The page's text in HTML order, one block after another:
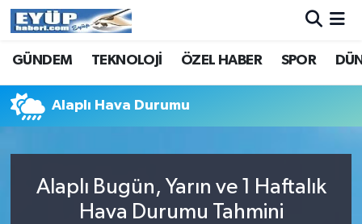
GÜNDEM TEKNOLOJİ ÖZEL HABER SPOR
Alaplı Hava Durumu
Alaplı Bugün, Yarın ve 1 Haftalık
Hava Durumu Tahmini